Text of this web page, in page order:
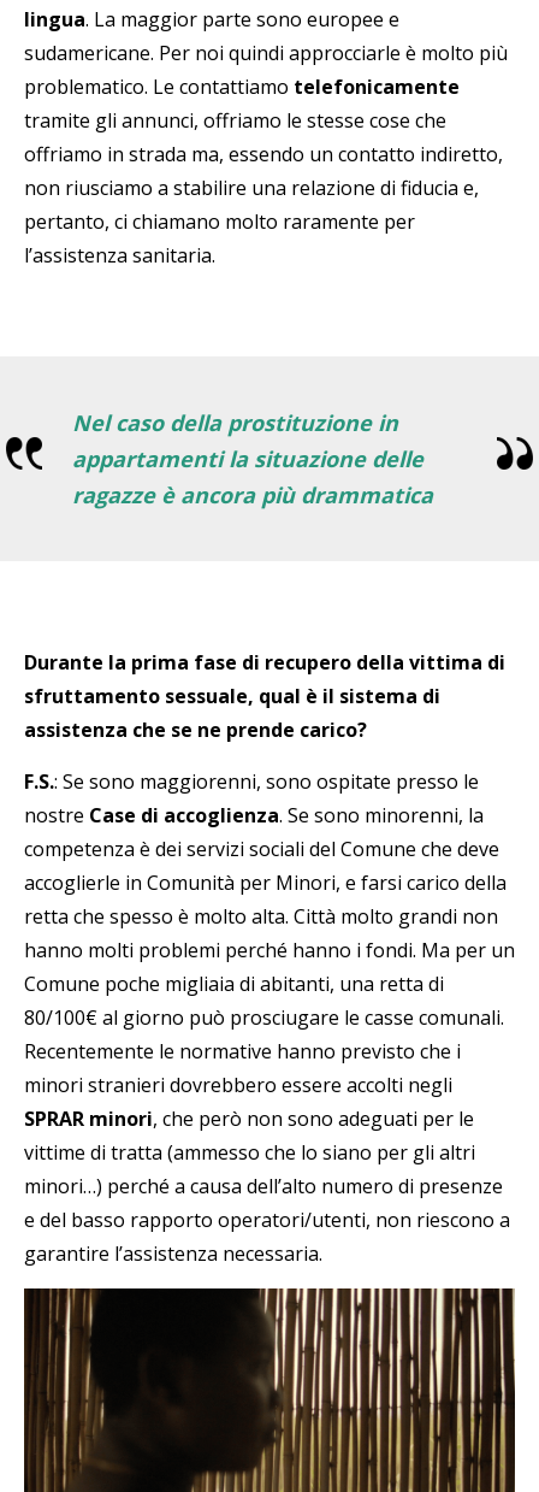
lingua. La maggior parte sono europee e
sudamericane. Per noi quindi approcciarle è molto più
problematico. Le contattiamo telefonicamente
tramite gli annunci, offriamo le stesse cose che
offriamo in strada ma, essendo un contatto indiretto,
non riusciamo a stabilire una relazione di fiducia e,
pertanto, ci chiamano molto raramente per
l’assistenza sanitaria.
Nel caso della prostituzione in
appartamenti la situazione delle
ragazze è ancora più drammatica
Durante la prima fase di recupero della vittima di
sfruttamento sessuale, qual è il sistema di
assistenza che se ne prende carico?
F.S.: Se sono maggiorenni, sono ospitate presso le
nostre Case di accoglienza. Se sono minorenni, la
competenza è dei servizi sociali del Comune che deve
accoglierle in Comunità per Minori, e farsi carico della
retta che spesso è molto alta. Città molto grandi non
hanno molti problemi perché hanno i fondi. Ma per un
Comune poche migliaia di abitanti, una retta di
80/100€ al giorno può prosciugare le casse comunali.
Recentemente le normative hanno previsto che i
minori stranieri dovrebbero essere accolti negli
SPRAR minori, che però non sono adeguati per le
vittime di tratta (ammesso che lo siano per gli altri
minori…) perché a causa dell’alto numero di presenze
e del basso rapporto operatori/utenti, non riescono a
garantire l’assistenza necessaria.